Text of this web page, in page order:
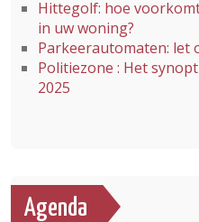
Hittegolf: hoe
in uw woning?
Parkeerautomaten: let
Politiezone : Het
2025
Agenda